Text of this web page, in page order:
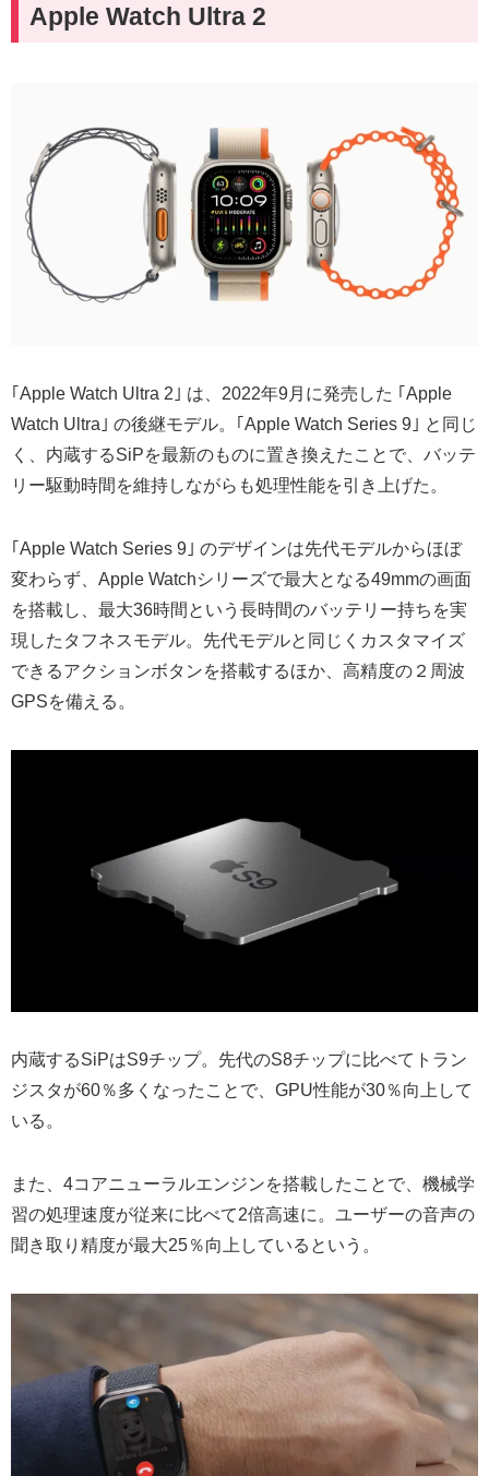
Apple Watch Ultra 2
｢Apple Watch Ultra 2｣ は、2022年9月に発売した ｢Apple
Watch Ultra｣ の後継モデル。｢Apple Watch Series 9｣ と同じ
く、内蔵するSiPを最新のものに置き換えたことで、バッテ
リー駆動時間を維持しながらも処理性能を引き上げた。
｢Apple Watch Series 9｣ のデザインは先代モデルからほぼ
変わらず、Apple Watchシリーズで最大となる49mmの画面
を搭載し、最大36時間という長時間のバッテリー持ちを実
現したタフネスモデル。先代モデルと同じくカスタマイズ
できるアクションボタンを搭載するほか、高精度の２周波
GPSを備える。
内蔵するSiPはS9チップ。先代のS8チップに比べてトラン
ジスタが60％多くなったことで、GPU性能が30％向上して
いる。
また、4コアニューラルエンジンを搭載したことで、機械学
習の処理速度が従来に比べて2倍高速に。ユーザーの音声の
聞き取り精度が最大25％向上しているという。